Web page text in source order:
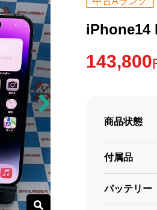
iPhone14
143,800
商品状態
付属品
バッテリー